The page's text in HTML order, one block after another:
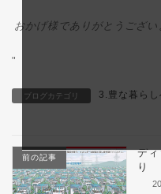
おかげ様でありがとうござい
"
ブログカテゴリ 3.豊な暮らし
前の記事
デ
り